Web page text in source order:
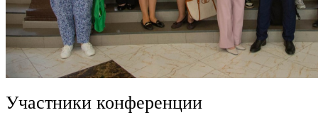
Участники конференции